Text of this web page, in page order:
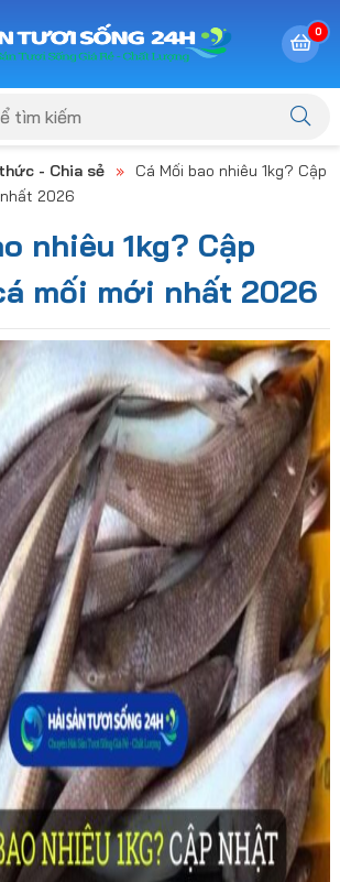
0
- Chia sẻ »
Cá Mối bao nhiêu 1kg? Cập
2026
nhiêu 1kg? Cập
mối mới nhất 2026